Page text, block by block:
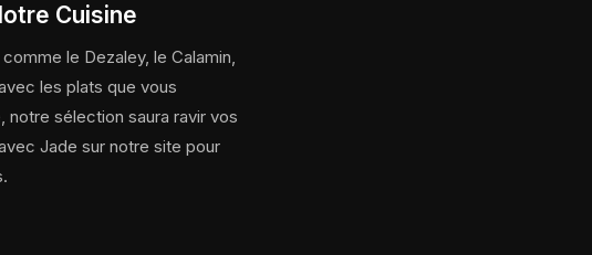
Cuisine
le Dezaley, le Calamin,
les plats que vous
sélection saura ravir vos
Jade sur notre site pour